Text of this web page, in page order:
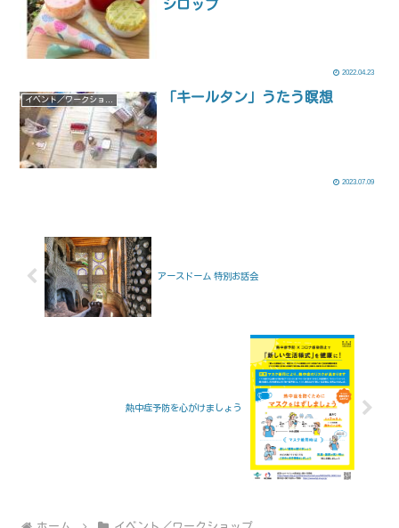
シロップ
2022.04.23
イベント／ワークショップ 「キールタン」うたう瞑想
2023.07.09
アースドーム 特別お話会
熱中症予防を心がけましょう